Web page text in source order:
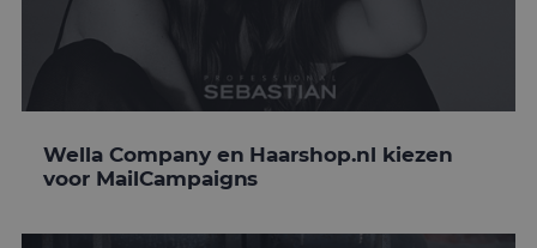
Wella Company en Haarshop.nl kiezen
voor MailCampaigns